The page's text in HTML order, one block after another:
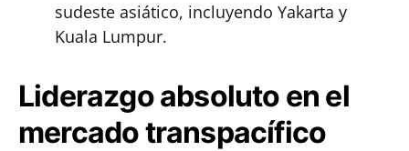
sudeste asiático, incluyendo Yakarta y
Kuala Lumpur.
Liderazgo absoluto en el
mercado transpacífico